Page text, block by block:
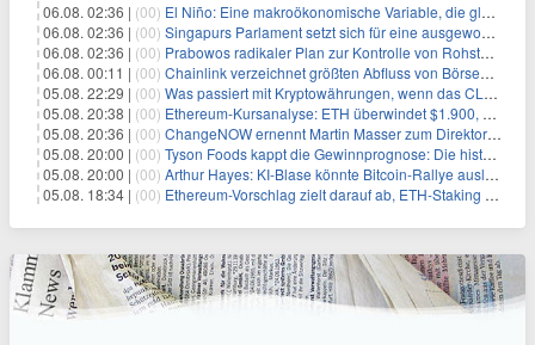
06.08. 02:36 | (00) El Niño: Eine makroökonomische Variable, die globale Wirtschaftslandschaften umgestaltet
06.08. 02:36 | (00) Singapurs Parlament setzt sich für eine ausgewogene wirtschaftliche Zukunft ein
06.08. 02:36 | (00) Prabowos radikaler Plan zur Kontrolle von Rohstoffexporten steht vor konkurrierenden Visionen
06.08. 00:11 | (00) Chainlink verzeichnet größten Abfluss von Börsen seit Juni – Bullen beobachten genau
05.08. 22:29 | (00) Was passiert mit Kryptowährungen, wenn das CLARITY-Gesetz diese Woche scheitert? Hougan erklärt
05.08. 20:38 | (00) Ethereum-Kursanalyse: ETH überwindet $1.900, aber größere Herausforderungen stehen bevor
05.08. 20:36 | (00) ChangeNOW ernennt Martin Masser zum Direktor für strategische Partnerschaften
05.08. 20:00 | (00) Tyson Foods kappt die Gewinnprognose: Die historische Rinderkrise will einfach nicht enden
05.08. 20:00 | (00) Arthur Hayes: KI-Blase könnte Bitcoin-Rallye auslösen
05.08. 18:34 | (00) Ethereum-Vorschlag zielt darauf ab, ETH-Staking auf 50 % der Gesamtmenge zu begrenzen